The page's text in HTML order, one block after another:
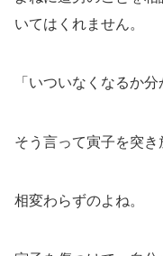
いてはくれません。
「いついなくなるか
そう言って寅子を突き
相変わらずのよね。